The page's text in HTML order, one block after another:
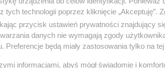
SZUKAJ
tych technologii poprzez kliknięcie „Akceptuję”.
przycisk ustawień prywatności znajdujący
danych nie wymagają zgody
Preferencje będą miały zastosowania tylko na tej
informacjami, abyś mógł świadomie i